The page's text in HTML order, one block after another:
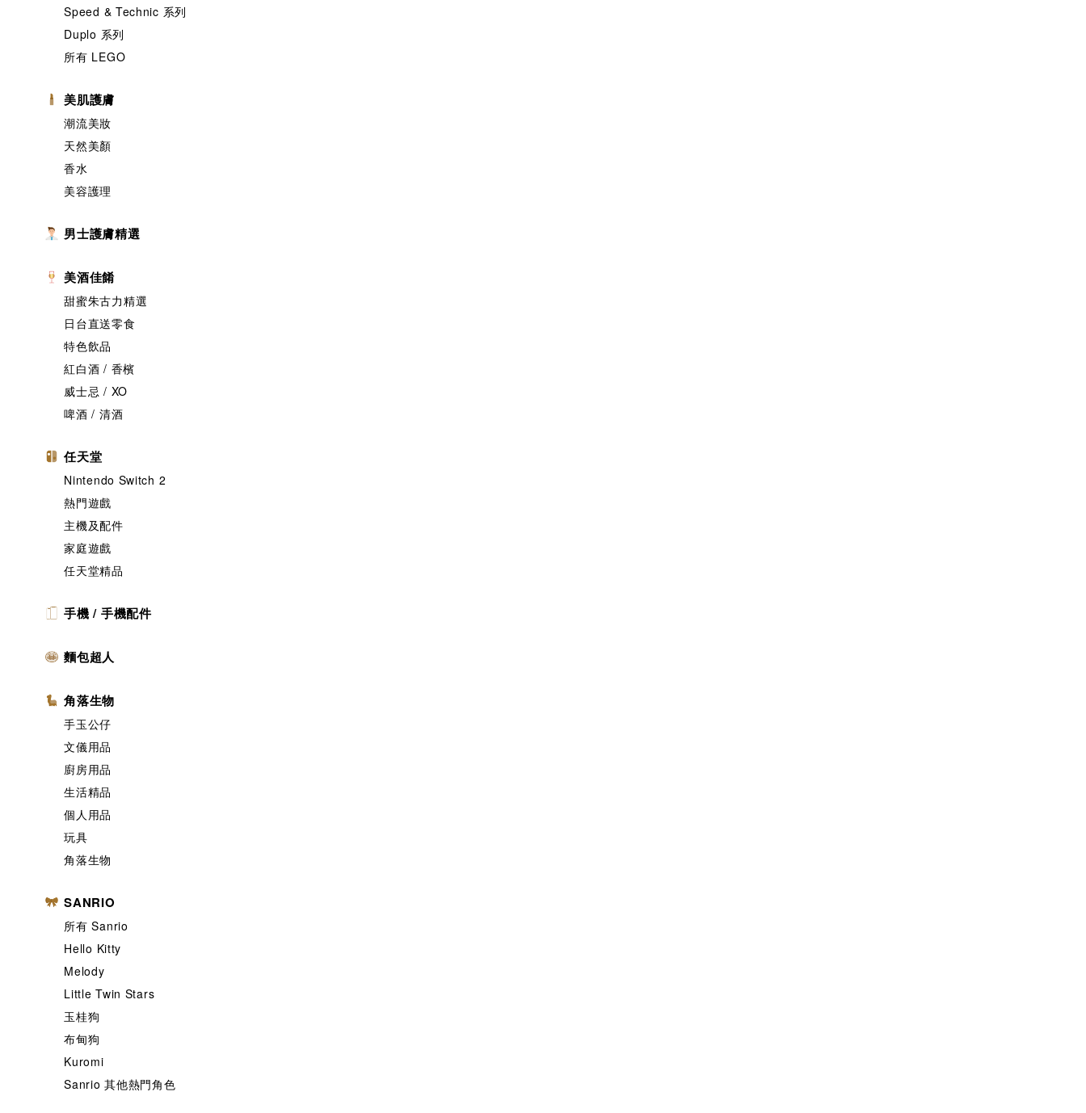
Speed & Technic 系列
Duplo 系列
所有 LEGO
美肌護膚
潮流美妝
天然美顏
香水
美容護理
男士護膚精選
美酒佳餚
甜蜜朱古力精選
日台直送零食
特色飲品
紅白酒 / 香檳
威士忌 / XO
啤酒 / 清酒
任天堂
Nintendo Switch 2
熱門遊戲
主機及配件
家庭遊戲
任天堂精品
手機 / 手機配件
麵包超人
角落生物
手玉公仔
文儀用品
廚房用品
生活精品
個人用品
玩具
角落生物
SANRIO
所有 Sanrio
Hello Kitty
Melody
Little Twin Stars
玉桂狗
布甸狗
Kuromi
Sanrio 其他熱門角色